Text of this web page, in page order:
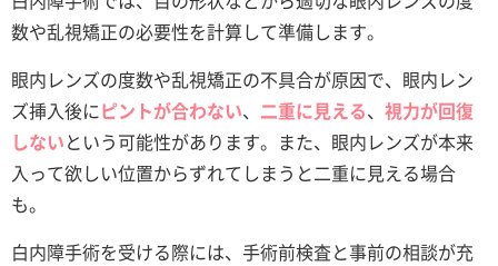
数や乱視矯正の必要性を計算して準備します。
眼内レンズの度数や乱視矯正の不具合が原因で、眼内レン
ズ挿入後にピントが合わない、 二重に見える、 視力が回復
しないという可能性があります。また、眼内レンズが本来
入って欲しい位置からずれてしまうと二重に見える場合
も。
白内障手術を受ける際には、手術前検査と事前の相談が充